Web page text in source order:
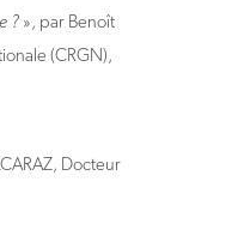
? », par Benoît
(CRGN),
Docteur